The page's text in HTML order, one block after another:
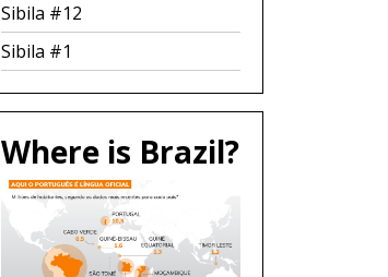
Sibila #12
Sibila #1
Where is Brazil?